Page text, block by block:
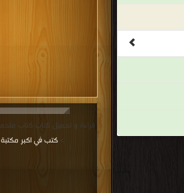
>كتب في اكبر مكتبة